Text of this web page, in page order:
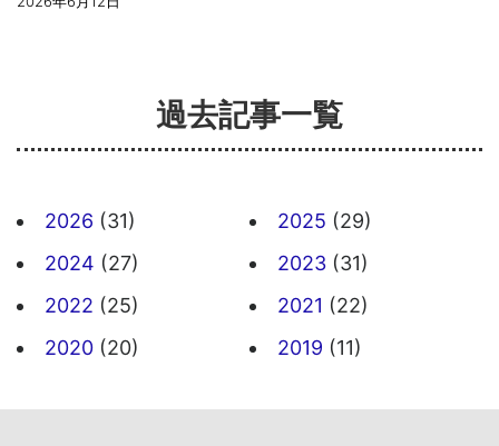
過去記事一覧
2026 (31) 2025 (29)
2024 (27) 2023 (31)
2022 (25) 2021 (22)
2020 (20) 2019 (11)